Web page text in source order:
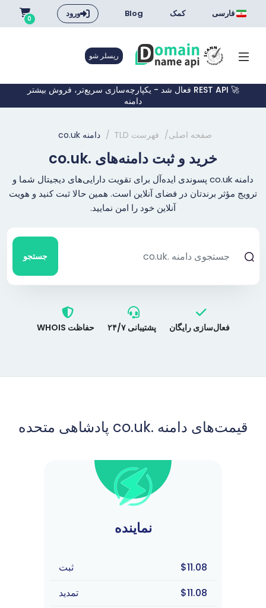
فارسی کمک Blog ورود 0
ریسلر شو
🚀 REST API فعال شد - یکپارچه‌سازی سریع‌تر، فروش بیشتر
دامنه
صفحه اصلی فهرست TLD دامنه co.uk
خرید و ثبت دامنه‌های .co.uk
دامنه co.uk پسوندی ایده‌آل برای تقویت دارایی‌های دیجیتال شما و
ترویج مؤثر برندتان در فضای آنلاین است. همین حالا ثبت کنید و هویت
آنلاین خود را امن نمایید.
جستجو
فعال‌سازی رایگان پشتیبانی ۲۴/۷ حفاظت WHOIS
قیمت‌های دامنه .co.uk پادشاهی متحده
نماینده
$11.08
ثبت
$11.08
تمدید